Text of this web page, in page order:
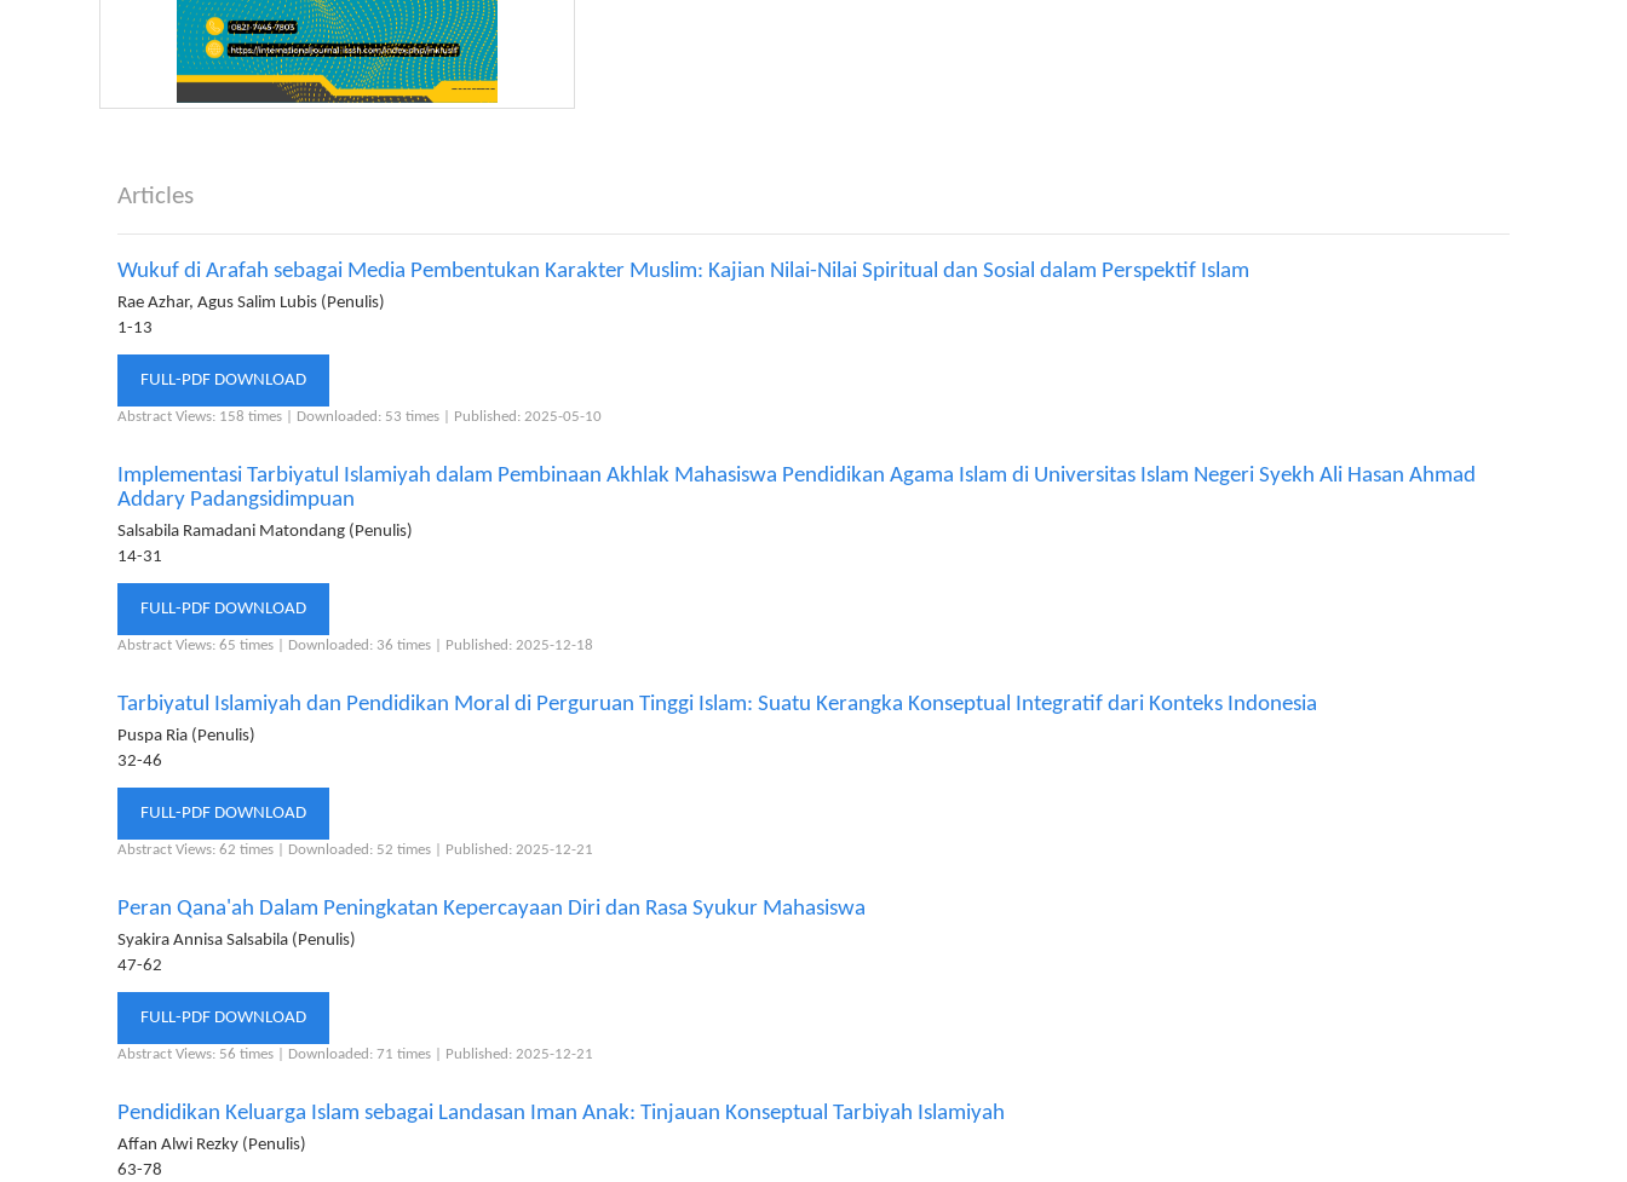
Articles
Wukuf di Arafah sebagai Media Pembentukan Karakter Muslim: Kajian Nilai-Nilai Spiritual dan Sosial dalam Perspektif Islam
Rae Azhar, Agus Salim Lubis (Penulis)
1-13
FULL-PDF DOWNLOAD
Abstract Views: 158 times | Downloaded: 53 times | Published: 2025-05-10
Implementasi Tarbiyatul Islamiyah dalam Pembinaan Akhlak Mahasiswa Pendidikan Agama Islam di Universitas Islam Negeri Syekh Ali Hasan Ahmad
Addary Padangsidimpuan
Salsabila Ramadani Matondang (Penulis)
14-31
FULL-PDF DOWNLOAD
Abstract Views: 65 times | Downloaded: 36 times | Published: 2025-12-18
Tarbiyatul Islamiyah dan Pendidikan Moral di Perguruan Tinggi Islam: Suatu Kerangka Konseptual Integratif dari Konteks Indonesia
Puspa Ria (Penulis)
32-46
FULL-PDF DOWNLOAD
Abstract Views: 62 times | Downloaded: 52 times | Published: 2025-12-21
Peran Qana'ah Dalam Peningkatan Kepercayaan Diri dan Rasa Syukur Mahasiswa
Syakira Annisa Salsabila (Penulis)
47-62
FULL-PDF DOWNLOAD
Abstract Views: 56 times | Downloaded: 71 times | Published: 2025-12-21
Pendidikan Keluarga Islam sebagai Landasan Iman Anak: Tinjauan Konseptual Tarbiyah Islamiyah
Affan Alwi Rezky (Penulis)
63-78